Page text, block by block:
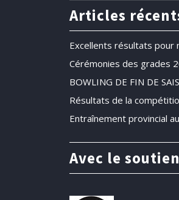
Articles
Excellents résultats pour
Cérémonies des grades
BOWLING DE FIN DE
Résultats de la
Entraînement provincial
Avec le